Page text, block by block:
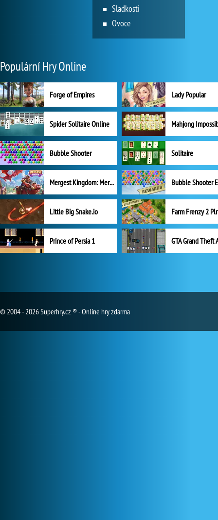
Sladkosti
Ovoce
Populární Hry Online
Forge of Empires Lady Popular
Spider Solitaire Online Mahjong
Bubble Shooter Solitaire
Mergest Kingdom: Merge Puzzle
Little Big Snake.io
Prince of Persia 1 GTA Grand Theft
© 2004 - 2026 Superhry.cz ® - Online hry zdarma